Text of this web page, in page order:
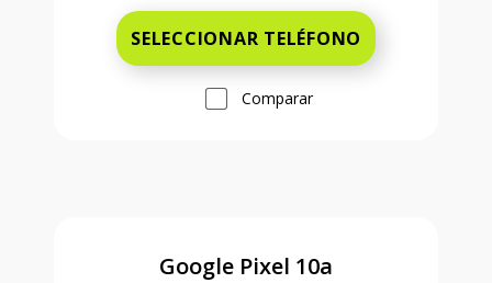
SELECCIONAR TELÉFONO
Comparar
Google Pixel 10a